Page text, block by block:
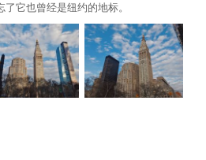
它也曾经是纽约的地标。